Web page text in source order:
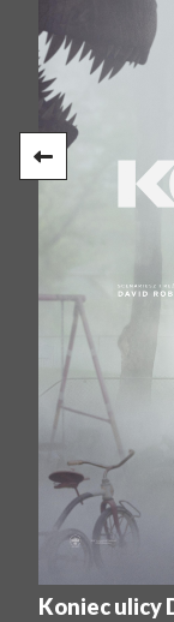
Koniec ulicy